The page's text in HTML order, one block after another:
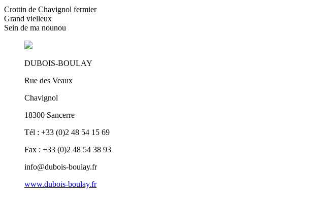
Crottin de Chavignol fermier
Grand vielleux
Sein de ma nounou
DUBOIS-BOULAY
Rue des Veaux
Chavignol
18300 Sancerre
Tél : +33 (0)2 48 54 15 69
Fax : +33 (0)2 48 54 38 93
info@dubois-boulay.fr
www.dubois-boulay.fr